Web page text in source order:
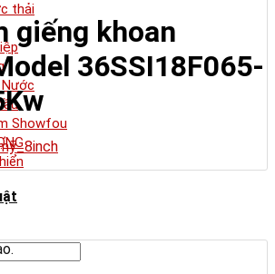
thải
Showfou
giếng khoan
36SSI18F065-